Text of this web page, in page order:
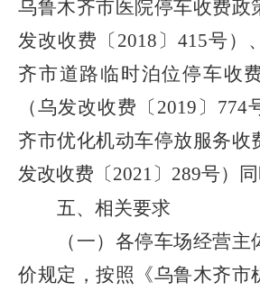
乌鲁木齐市医院停车收费政
发改收费〔 2018 〕 415号）
齐市道路临时泊位停车收
（乌发改收费〔 2019 〕 774
齐市优化机动车停放服务收
发改收费〔2021〕 289号）同
五、相关要求
（一）各停车场经营
价规定，按照《乌鲁木齐市